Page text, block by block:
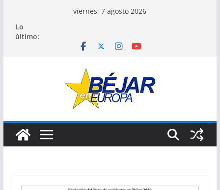
contenido
viernes, 7 agosto 2026
Lo
último: